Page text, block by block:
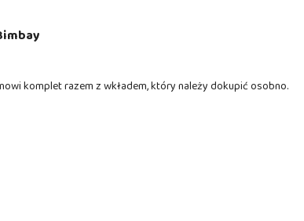
komplet razem z wkładem, który należy dokupić osobno.